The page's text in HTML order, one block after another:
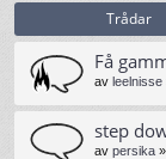
Trådar
Få
av leelnisse
step
av persika »